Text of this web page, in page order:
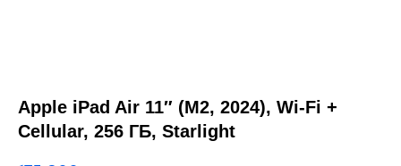
Apple iPad Air 11″ (M2, 2024), Wi-Fi +
Cellular, 256 ГБ, Starlight